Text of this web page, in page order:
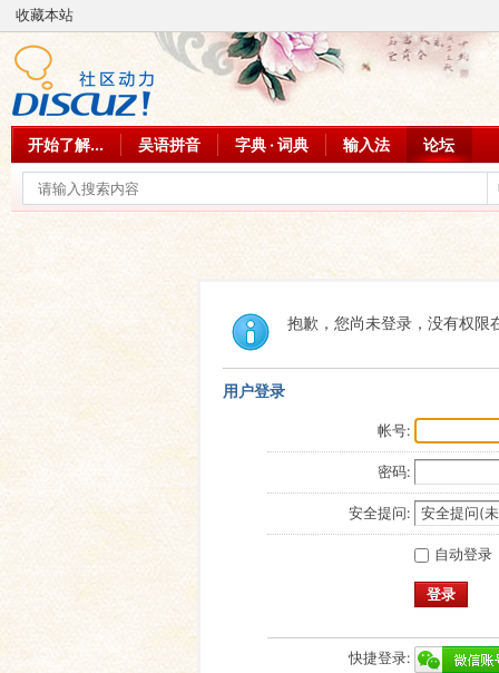
收藏本站
开始了解... 吴语拼音 字典 · 词典 输入法 论坛
抱歉，您尚未登录，没有权限
用户登录
帐号:
密码:
安全提问:
自动登录
登录
快捷登录: